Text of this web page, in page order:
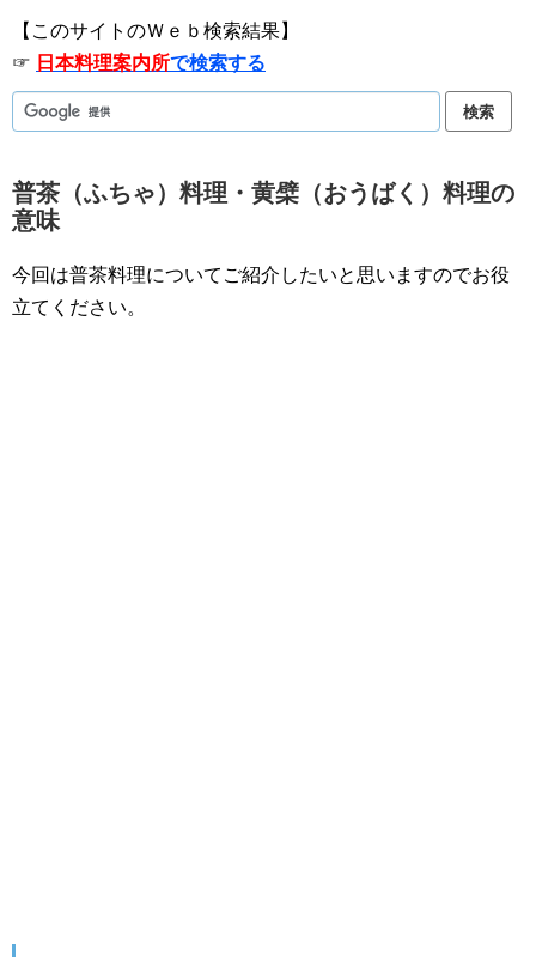
【このサイトのＷｅｂ検索結果】
☞ 日本料理案内所で検索する
普茶（ふちゃ）料理・黄檗（おうばく）料理の
意味
今回は普茶料理についてご紹介したいと思いますのでお役
立てください。